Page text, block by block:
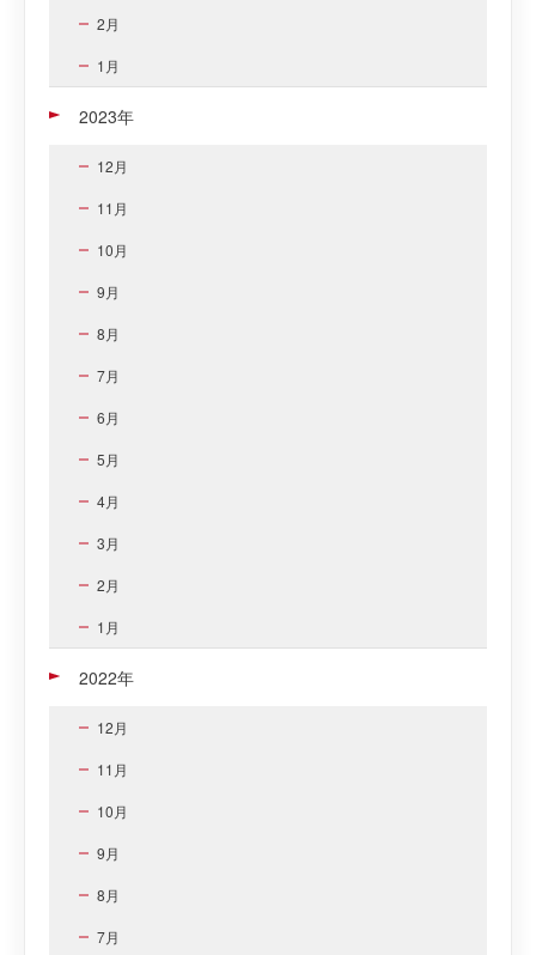
2月
1月
2023年
12月
11月
10月
9月
8月
7月
6月
5月
4月
3月
2月
1月
2022年
12月
11月
10月
9月
8月
7月